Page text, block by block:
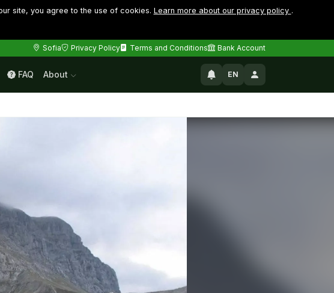
site, you agree to the use of cookies. Learn more about our privacy policy .
Sofia Privacy Policy Terms and Conditions Bank Account
FAQ About EN